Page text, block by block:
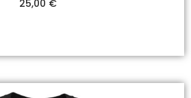
25,00 €